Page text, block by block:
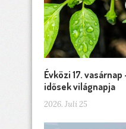
Évközi 17.
idősek világnapja
2026. Juli 25